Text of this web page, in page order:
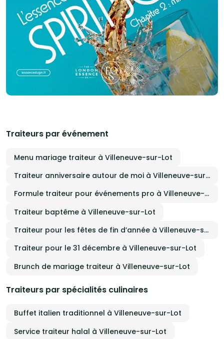
Traiteurs par événement
Menu mariage traiteur à Villeneuve-sur-Lot
Traiteur anniversaire autour de moi à Villeneuve-sur-Lot
Formule traiteur pour événements pro à Villeneuve-sur-Lot
Traiteur baptême à Villeneuve-sur-Lot
Traiteur pour les fêtes de fin d’année à Villeneuve-sur-Lot
Traiteur pour le 31 décembre à Villeneuve-sur-Lot
Brunch de mariage traiteur à Villeneuve-sur-Lot
Traiteurs par spécialités culinaires
Buffet italien traditionnel à Villeneuve-sur-Lot
Service traiteur halal à Villeneuve-sur-Lot